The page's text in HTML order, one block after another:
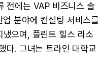
전에는 VAP 비즈니스 솔
분야에 컨설팅 서비스를
으며, 플린트 힐스 리소
다. 그녀는 트라인 대학교